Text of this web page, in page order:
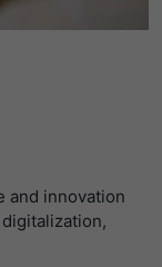
and innovation
um eine